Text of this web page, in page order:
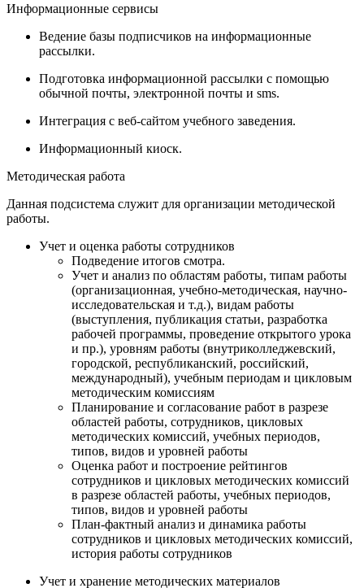
Информационные сервисы
Ведение базы подписчиков на информационные
рассылки.
Подготовка информационной рассылки с помощью
обычной почты, электронной почты и sms.
Интеграция с веб-сайтом учебного заведения.
Информационный киоск.
Методическая работа
Данная подсистема служит для организации методической
работы.
Учет и оценка работы сотрудников
Подведение итогов смотра.
Учет и анализ по областям работы, типам работы
(организационная, учебно-методическая, научно-
исследовательская и т.д.), видам работы
(выступления, публикация статьи, разработка
рабочей программы, проведение открытого урока
и пр.), уровням работы (внутриколледжевский,
городской, республиканский, российский,
международный), учебным периодам и цикловым
методическим комиссиям
Планирование и согласование работ в разрезе
областей работы, сотрудников, цикловых
методических комиссий, учебных периодов,
типов, видов и уровней работы
Оценка работ и построение рейтингов
сотрудников и цикловых методических комиссий
в разрезе областей работы, учебных периодов,
типов, видов и уровней работы
План-фактный анализ и динамика работы
сотрудников и цикловых методических комиссий,
история работы сотрудников
Учет и хранение методических материалов